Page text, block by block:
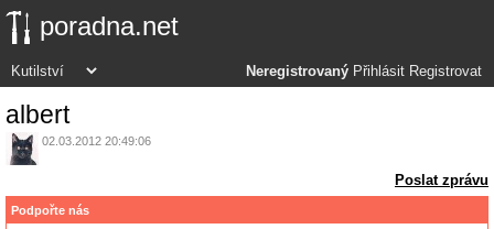
poradna.net
Neregistrovaný Přihlásit Registrovat
albert
02.03.2012 20:49:06
Poslat zprávu
Podpořte nás